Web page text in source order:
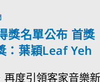
獎名單公布 首獎
：葉穎Leaf Yeh
度引領客家音樂